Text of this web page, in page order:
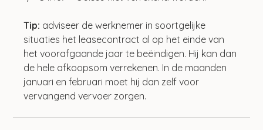
Tip: adviseer de werknemer in soortgelijke
situaties het leasecontract al op het einde van
het voorafgaande jaar te beëindigen. Hij kan dan
de hele afkoopsom verrekenen. In de maanden
januari en februari moet hij dan zelf voor
vervangend vervoer zorgen.